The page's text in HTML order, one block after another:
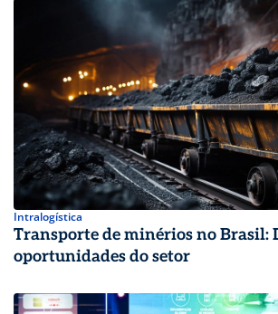
Intralogística
Transporte de minérios no Brasil:
oportunidades do setor